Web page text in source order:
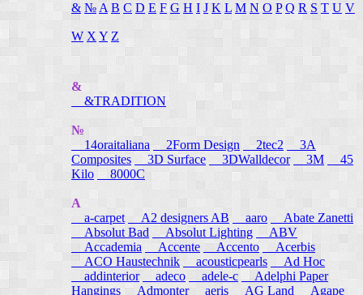
& № A B C D E F G H I J K L M N O P Q R S T U V
W X Y Z
&
&TRADITION
№
14oraitaliana
2Form Design 2tec2
3A
Composites
3D Surface 3DWalldecor 3M
45
Kilo
8000C
A
a-carpet
A2 designers AB aaro
Abate Zanetti
Absolut Bad
Absolut Lighting
ABV
Accademia
Accente Accento
Acerbis
ACO Haustechnik
acousticpearls
Ad Hoc
addinterior
adeco adele-c
Adelphi Paper
Hangings Admonter aeris AG Land Agape